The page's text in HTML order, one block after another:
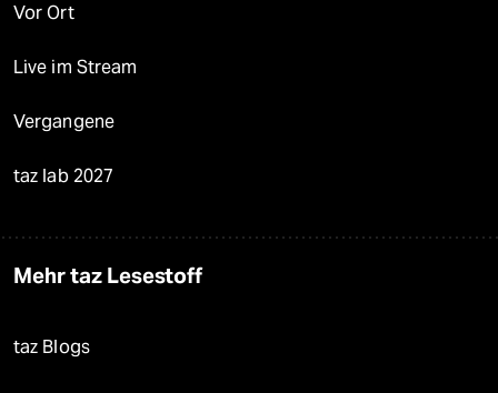
Vor Ort
Live im Stream
Vergangene
taz lab 2027
Mehr taz Lesestoff
taz Blogs